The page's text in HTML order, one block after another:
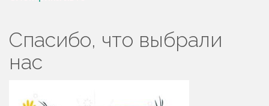
Спасибо, что выбрали
нас